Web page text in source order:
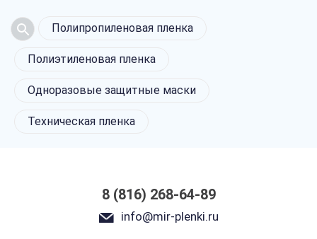
Полипропиленовая пленка
Полиэтиленовая пленка
Одноразовые защитные маски
Техническая пленка
8 (816) 268-64-89
info@mir-plenki.ru